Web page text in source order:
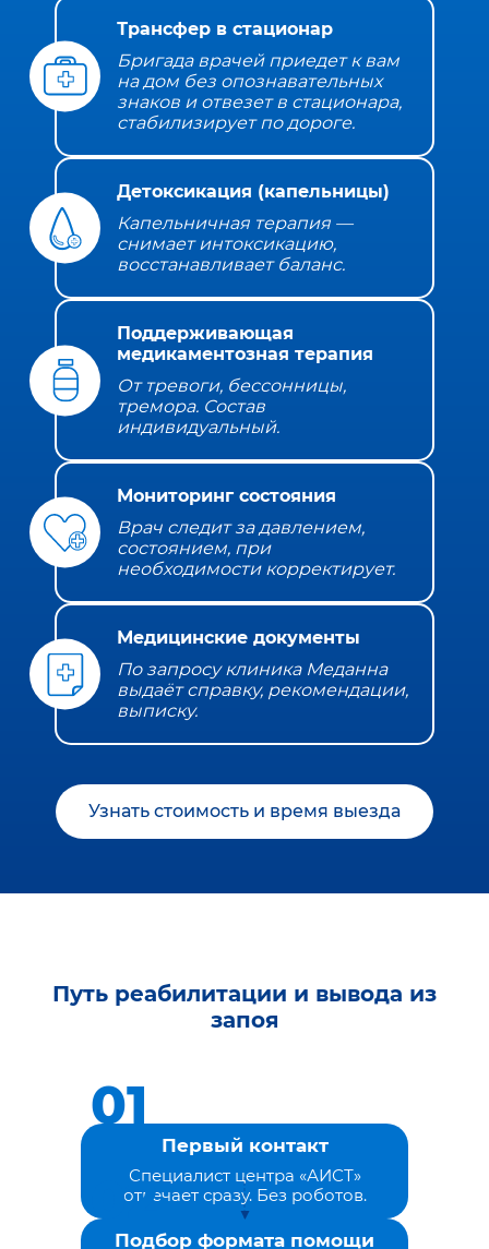
Трансфер в стационар
Бригада врачей приедет к вам
на дом без опознавательных
знаков и отвезет в стационара,
стабилизирует по дороге.
Детоксикация (капельницы)
Капельничная терапия —
снимает интоксикацию,
восстанавливает баланс.
Поддерживающая
медикаментозная терапия
От тревоги, бессонницы,
тремора. Состав
индивидуальный.
Мониторинг состояния
Врач следит за давлением,
состоянием, при
необходимости корректирует.
Медицинские документы
По запросу клиника Меданна
выдаёт справку, рекомендации,
выписку.
Узнать стоимость и время выезда
Путь реабилитации и вывода из
запоя
Первый контакт
Специалист центра «АИСТ»
отвечает сразу. Без роботов.
Подбор формата помощи